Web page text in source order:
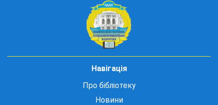
Навігація
Про бібліотеку
Новини